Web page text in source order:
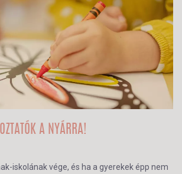
A NYÁRRA!
iskolának vége, és ha a gyerekek épp nem